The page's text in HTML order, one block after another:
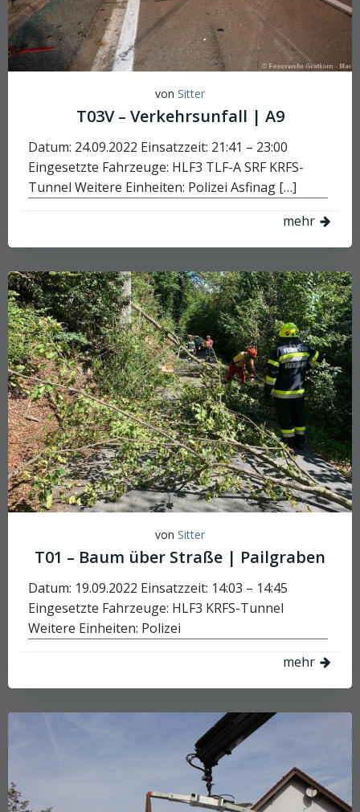
von Sitter
T03V – Verkehrsunfall | A9
Datum: 24.09.2022 Einsatzzeit: 21:41 – 23:00
Eingesetzte Fahrzeuge: HLF3 TLF-A SRF KRFS-
Tunnel Weitere Einheiten: Polizei Asfinag […]
mehr
von Sitter
T01 – Baum über Straße | Pailgraben
Datum: 19.09.2022 Einsatzzeit: 14:03 – 14:45
Eingesetzte Fahrzeuge: HLF3 KRFS-Tunnel
Weitere Einheiten: Polizei
mehr